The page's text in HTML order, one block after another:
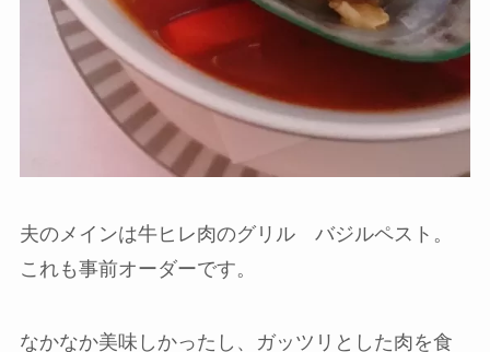
夫のメインは牛ヒレ肉のグリル バジルペスト。
これも事前オーダーです。
なかなか美味しかったし、ガッツリとした肉を食